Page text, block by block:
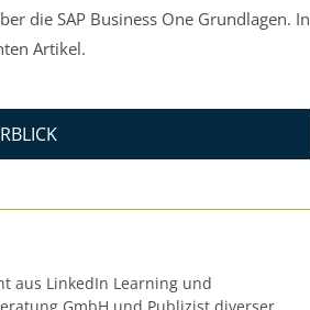
die SAP Business One Grundlagen. In
Artikel.
aus LinkedIn Learning und